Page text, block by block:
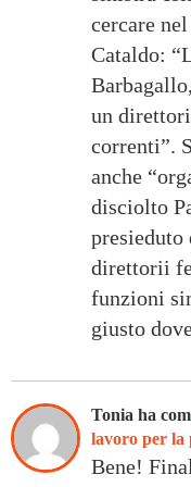
cercare
Cataldo:
un
correnti”.
anche
disciolto
presieduto
direttorii
funzioni
giusto
Tonia ha
lavoro per la
Bene!